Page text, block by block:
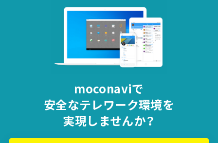
moconaviで
安全なテレワーク環境を
実現しませんか？